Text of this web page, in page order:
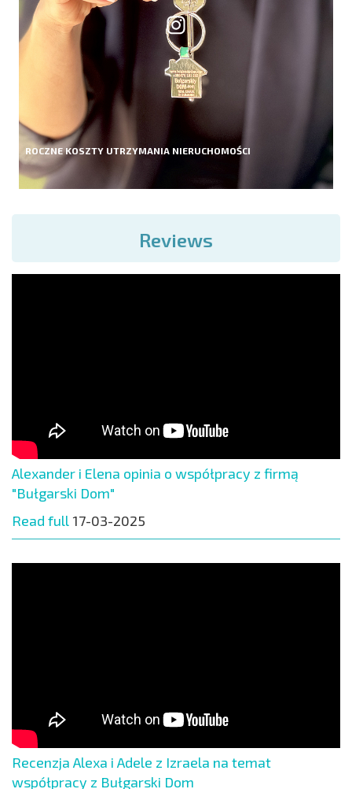
ROCZNE KOSZTY UTRZYMANIA NIERUCHOMOŚCI
Reviews
Alexander i Elena opinia o współpracy z firmą
"Bułgarski Dom"
Read full 17-03-2025
Recenzja Alexa i Adele z Izraela na temat
współpracy z Bułgarski Dom